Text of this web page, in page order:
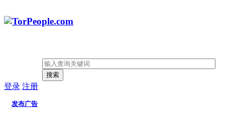
搜索
登录 注册
发布广告